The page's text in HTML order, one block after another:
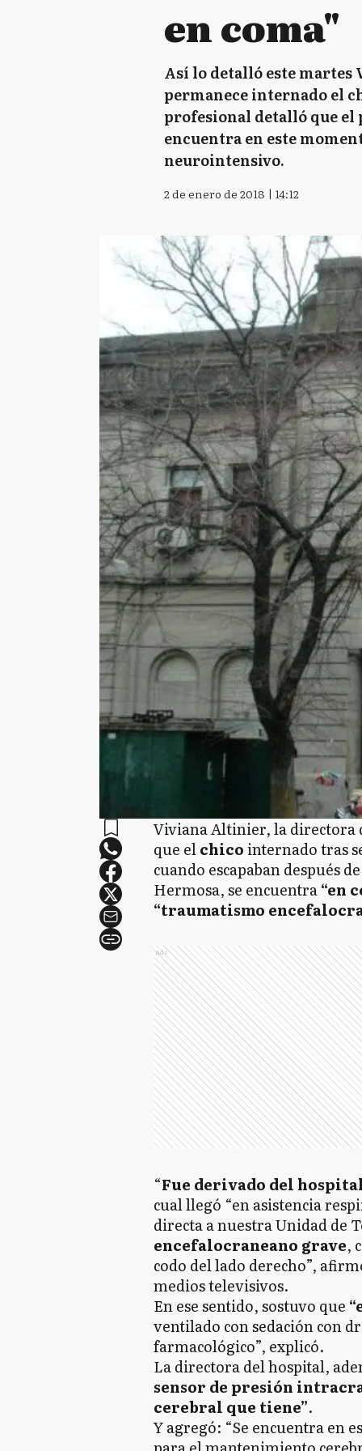
en coma"
Así lo detalló este martes
permanece internado el
profesional detalló que el
encuentra en este
neurointensivo.
2 de enero de 2018 | 14:12
Viviana Altinier, la directora
que elchico internado tras
cuando escapaban después
Hermosa, se encuentra“en
“traumatismo
Ads
“Fue derivado del
cual llegó “en asistencia
directa a nuestra Unidad de
encefalocraneano grave,
codo del lado derecho”,
medios televisivos.
En ese sentido, sostuvo que
ventilado con sedación con
farmacológico”, explicó.
La directora del hospital,
sensor de presión
cerebral que tiene”.
Y agregó: “Se encuentra en